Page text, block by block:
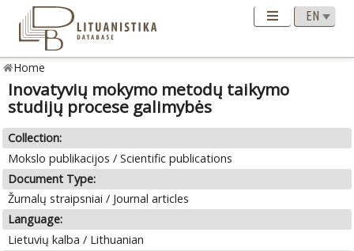
Home
Inovatyvių mokymo metodų taikymo
studijų procese galimybės
Collection:
Mokslo publikacijos / Scientific publications
Document Type:
Žurnalų straipsniai / Journal articles
Language:
Lietuvių kalba / Lithuanian